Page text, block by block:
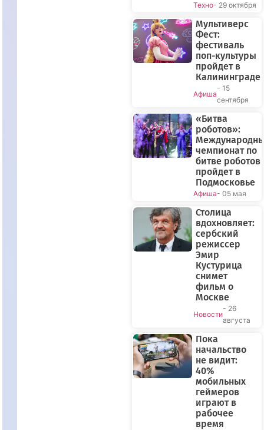
Техно- 29 октября
Мультиверс
Фест:
фестиваль
поп-культуры
пройдет в
Калининграде
Афиша
- 15
сентября
«Битва
роботов»:
чемпионат по
битве роботов
пройдет в
Подмосковье
Афиша- 05 мая
Столица
вдохновляет:
сербский
режиссер
Эмир
Кустурица
снимет
фильм о
Москве
Новости
- 26
августа
Пока
начальство
не видит:
40%
мобильных
геймеров
играют в
рабочее
время